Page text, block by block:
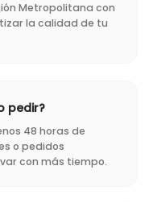
Metropolitana con
la calidad de tu
pedir?
48 horas de
o pedidos
con más tiempo.